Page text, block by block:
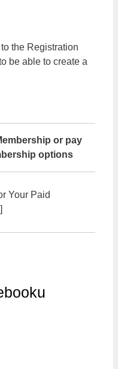
the Registration
be able to create a
or pay
options
Your Paid